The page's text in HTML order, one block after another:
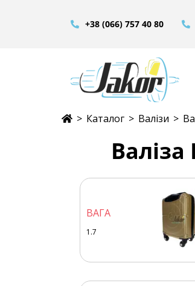
+38 (066) 757 40 80
> Каталог > Валізи >
ВАГА
1.7